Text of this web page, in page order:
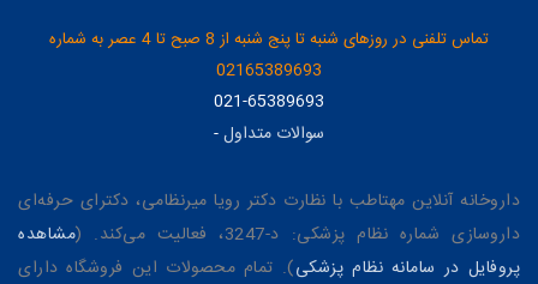
تماس تلفنی در روزهای شنبه تا پنج شنبه از 8 صبح تا 4 عصر به شماره
02165389693
021-65389693
سوالات متداول-
داروخانه آنلاین مهتاطب با نظارت دکتر رویا میرنظامی، دکترای حرفه‌ای
داروسازی شماره نظام پزشکی: د-3247، فعالیت می‌کند. (
مشاهده
پروفایل در سامانه نظام پزشکی). تمام محصولات این فروشگاه دارای